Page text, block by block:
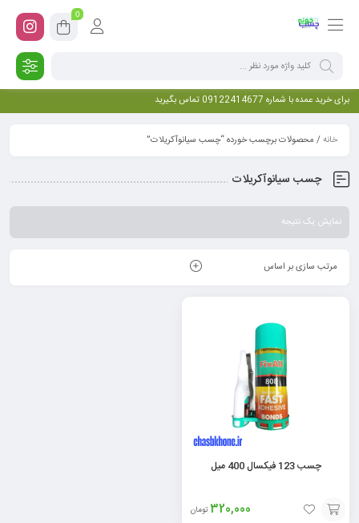
0
برای خرید عمده با شماره 09122414677 تماس بگیرید
خانه/ محصولات برچسب خورده “چسب سیانوآکریلات”
چسب سیانوآکریلات
نمایش یک نتیجه
مرتب سازی بر اساس
چسب 123 فیکسال 400 میل
320,000 تومان